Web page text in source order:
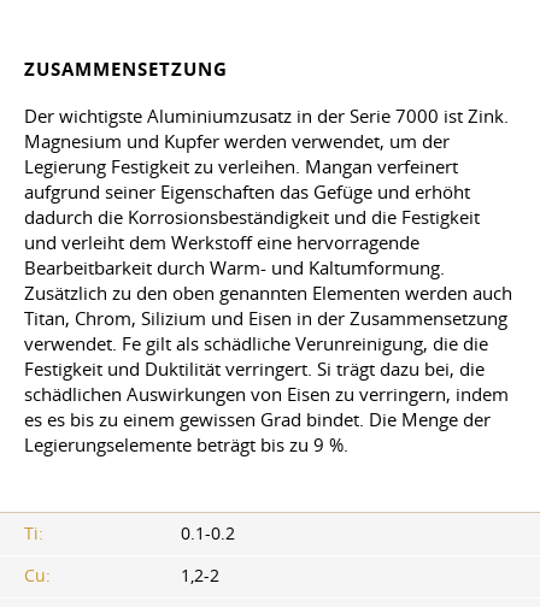
ZUSAMMENSETZUNG
Der wichtigste Aluminiumzusatz in der Serie 7000 ist Zink.
Magnesium und Kupfer werden verwendet, um der
Legierung Festigkeit zu verleihen. Mangan verfeinert
aufgrund seiner Eigenschaften das Gefüge und erhöht
dadurch die Korrosionsbeständigkeit und die Festigkeit
und verleiht dem Werkstoff eine hervorragende
Bearbeitbarkeit durch Warm- und Kaltumformung.
Zusätzlich zu den oben genannten Elementen werden auch
Titan, Chrom, Silizium und Eisen in der Zusammensetzung
verwendet. Fe gilt als schädliche Verunreinigung, die die
Festigkeit und Duktilität verringert. Si trägt dazu bei, die
schädlichen Auswirkungen von Eisen zu verringern, indem
es es bis zu einem gewissen Grad bindet. Die Menge der
Legierungselemente beträgt bis zu 9 %.
Ti:
0.1-0.2
Cu:
1,2-2